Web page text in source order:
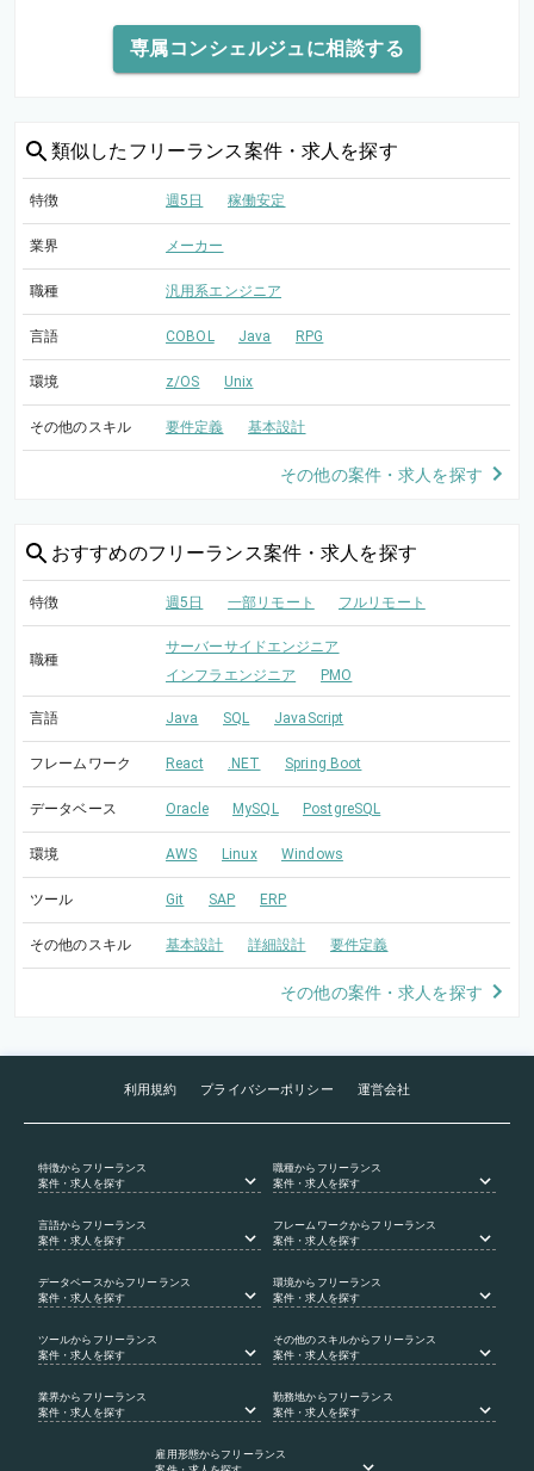
専属コンシェルジュに相談する
類似した フリーランス案件・求人を探す
特徴 週5日 稼働安定
業界 メーカー
職種 汎用系エンジニア
言語 COBOL Java RPG
環境 z/OS Unix
その他のスキル 要件定義 基本設計
その他の案件・求人を探す
おすすめのフリーランス案件・求人を探す
特徴 週5日 一部リモート フルリモート
職種
サーバーサイドエンジニア
インフラエンジニア
PMO
言語 Java SQL JavaScript
フレームワーク React .NET Spring Boot
データベース Oracle MySQL PostgreSQL
環境 AWS Linux Windows
ツール Git SAP ERP
その他のスキル 基本設計 詳細設計 要件定義
その他の案件・求人を探す
利用規約 プライバシーポリシー 運営会社
特徴からフリーランス
案件・求人を探す
職種からフリーランス
案件・求人を探す
言語からフリーランス
案件・求人を探す
フレームワークからフリーランス
案件・求人を探す
データベース からフリーランス
案件・求人を探す
環境からフリーランス
案件・求人を探す
ツールからフリーランス
案件・求人を探す
その他のスキルからフリーランス
案件・求人を探す
業界からフリーランス
案件・求人を探す
勤務地からフリーランス
案件・求人を探す
雇用形態からフリーランス